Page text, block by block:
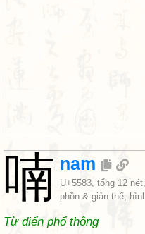
喃 nam
U+5583, tổng 12
phồn & giản thể,
Từ điển phổ thông